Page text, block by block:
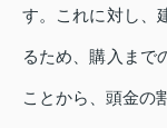
す。これに対し、
るため、購入まで
ことから、頭金の